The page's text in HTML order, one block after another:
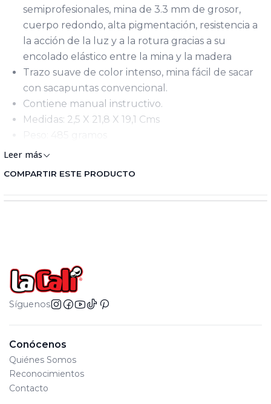
semiprofesionales, mina de 3.3 mm de grosor,
cuerpo redondo, alta pigmentación, resistencia a
la acción de la luz y a la rotura gracias a su
encolado elástico entre la mina y la madera
Trazo suave de color intenso, mina fácil de sacar
con sacapuntas convencional.
Contiene manual instructivo.
Medidas: 2,5 X 21,8 X 19,1 Cms
Leer más
COMPARTIR ESTE PRODUCTO
Síguenos
Conócenos
Quiénes Somos
Reconocimientos
Contacto